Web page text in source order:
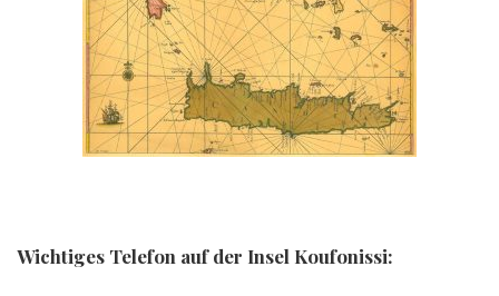
Wichtiges Telefon auf der Insel Koufonissi: